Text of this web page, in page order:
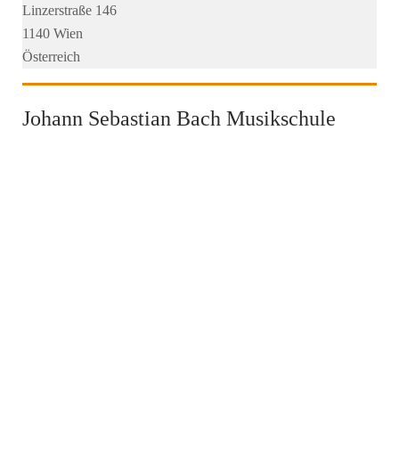
Linzerstraße 146
1140 Wien
Österreich
Johann Sebastian Bach Musikschule